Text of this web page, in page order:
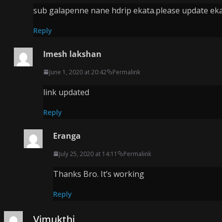
sub galapenne nane hdrip ekata.please update
Reply
Imesh lakshan
June 1, 2020 at 20:42 Permalink
link updated
Reply
Eranga
July 25, 2020 at 14:11 Permalink
Thanks Bro. It’s working
Reply
Vimukthi